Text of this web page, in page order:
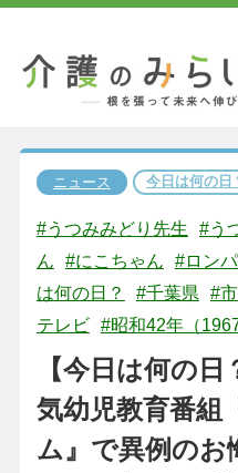
ニュース 今日は何の日
#うつみみどり先生 #う
ん
#にこちゃん #ロン
は何の日？
#千葉県 #
テレビ #昭和42年（
【今日は何の
気幼児教育番組
ム』で異例のお